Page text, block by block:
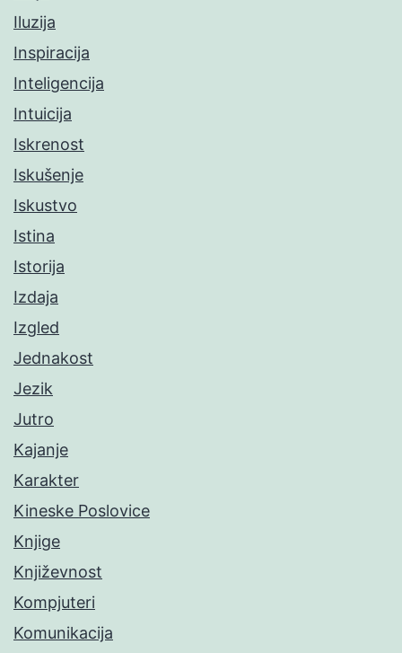
Iluzija
Inspiracija
Inteligencija
Intuicija
Iskrenost
Iskušenje
Iskustvo
Istina
Istorija
Izdaja
Izgled
Jednakost
Jezik
Jutro
Kajanje
Karakter
Kineske Poslovice
Knjige
Književnost
Kompjuteri
Komunikacija